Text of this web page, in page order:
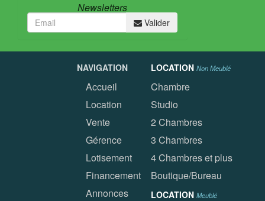
Newsletters
Valider
NAVIGATION
Accueil
Location
Vente
Gérence
Lotisement
Financement
Annonces
LOCATION Non Meublé
Chambre
Studio
2 Chambres
3 Chambres
4 Chambres et plus
Boutique/Bureau
LOCATION Meublé